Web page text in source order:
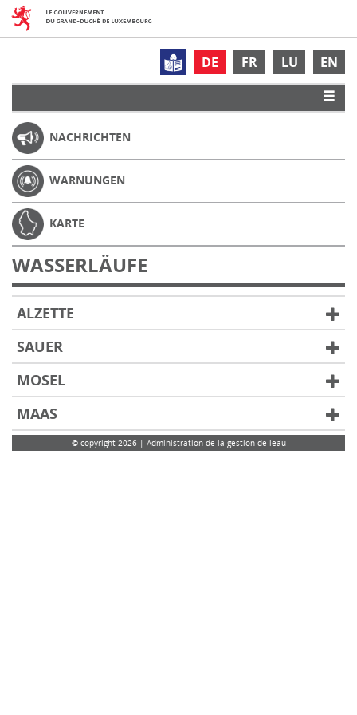
DE FR LU EN
NACHRICHTEN
WARNUNGEN
KARTE
WASSERLÄUFE
ALZETTE
SAUER
MOSEL
MAAS
© copyright 2026 | Administration de la gestion de leau